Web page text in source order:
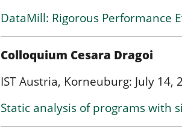
DataMill: Rigorous Performance
Colloquium Cesara Dragoi
IST Austria, Korneuburg: July 14,
Static analysis of programs with